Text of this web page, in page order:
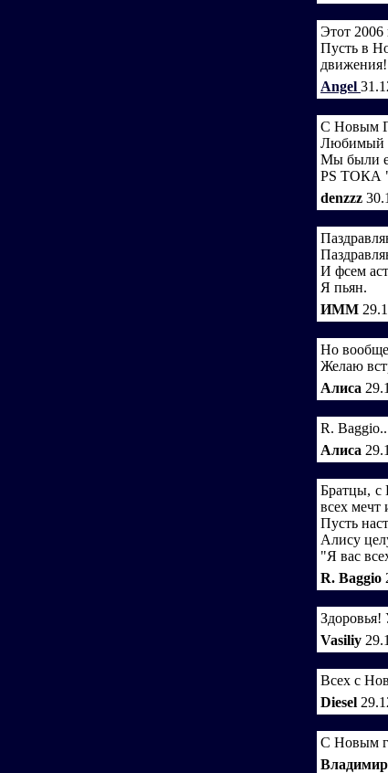
Этот 2006
Пусть в
движения!
Angel
С Новым
Любимый
Мы были
PS
denzzz
И фсем
Я пьян.
ИММ
Но
Желаю
Алиса
R.
Алиса
Братцы, с
всех мечт
Пусть
Алису
"Я вас
R. Baggio
Здоровья!
Vasiliy
Всех с
Diesel
С Новым
Владимир